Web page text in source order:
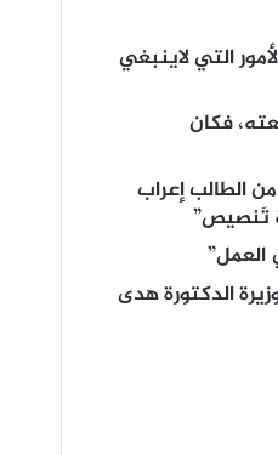
التي لاينبغي
فكان
الطالب إعراب
تَنصيص”
الدكتورة هدى